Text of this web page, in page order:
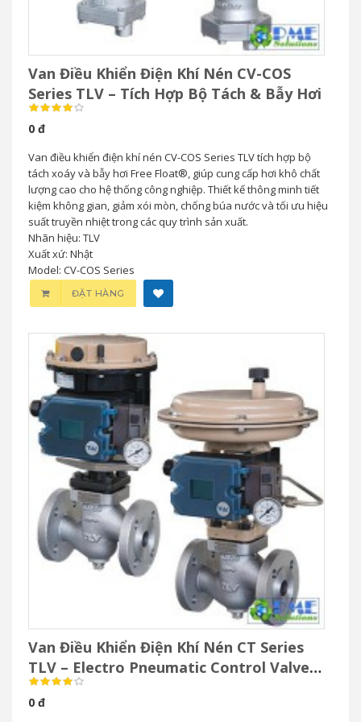
Van Điều Khiển Điện Khí Nén CV-COS
Series TLV – Tích Hợp Bộ Tách & Bẫy Hơi
0 đ
Van điều khiển điện khí nén CV-COS Series TLV tích hợp bộ
tách xoáy và bẫy hơi Free Float®, giúp cung cấp hơi khô chất
lượng cao cho hệ thống công nghiệp. Thiết kế thông minh tiết
kiệm không gian, giảm xói mòn, chống búa nước và tối ưu hiệu
suất truyền nhiệt trong các quy trình sản xuất.
Nhãn hiệu: TLV
Xuất xứ: Nhật
Model: CV-COS Series
ĐẶT HÀNG
Van Điều Khiển Điện Khí Nén CT Series
TLV – Electro Pneumatic Control Valve
Cho Hơi Nước
0 đ